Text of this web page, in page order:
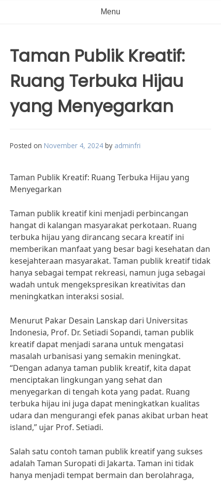
Menu
Taman Publik Kreatif:
Ruang Terbuka Hijau
yang Menyegarkan
Posted on November 4, 2024 by adminfri
Taman Publik Kreatif: Ruang Terbuka Hijau yang
Menyegarkan
Taman publik kreatif kini menjadi perbincangan
hangat di kalangan masyarakat perkotaan. Ruang
terbuka hijau yang dirancang secara kreatif ini
memberikan manfaat yang besar bagi kesehatan dan
kesejahteraan masyarakat. Taman publik kreatif tidak
hanya sebagai tempat rekreasi, namun juga sebagai
wadah untuk mengekspresikan kreativitas dan
meningkatkan interaksi sosial.
Menurut Pakar Desain Lanskap dari Universitas
Indonesia, Prof. Dr. Setiadi Sopandi, taman publik
kreatif dapat menjadi sarana untuk mengatasi
masalah urbanisasi yang semakin meningkat.
“Dengan adanya taman publik kreatif, kita dapat
menciptakan lingkungan yang sehat dan
menyegarkan di tengah kota yang padat. Ruang
terbuka hijau ini juga dapat meningkatkan kualitas
udara dan mengurangi efek panas akibat urban heat
island,” ujar Prof. Setiadi.
Salah satu contoh taman publik kreatif yang sukses
adalah Taman Suropati di Jakarta. Taman ini tidak
hanya menjadi tempat bermain dan berolahraga,